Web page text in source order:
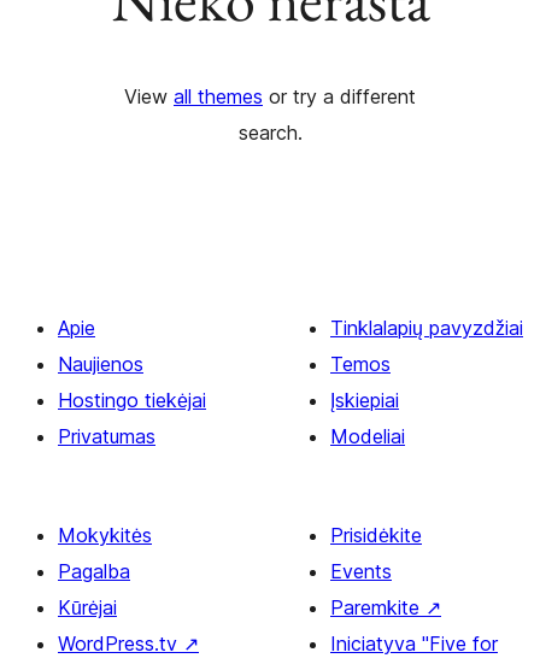
View all themes or try a different
search.
Apie
Naujienos
Hostingo tiekėjai
Privatumas
Tinklalapių pavyzdžiai
Temos
Įskiepiai
Modeliai
Mokykitės
Pagalba
Kūrėjai
WordPress.tv ↗
Prisidėkite
Events
Paremkite ↗
Iniciatyva "Five for